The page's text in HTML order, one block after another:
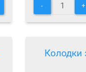
- +
Колодки